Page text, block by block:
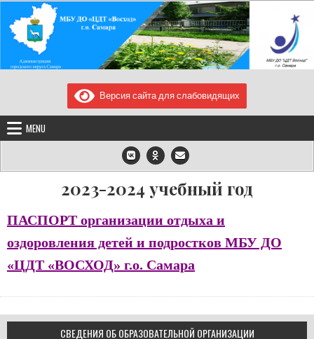
content
МУНИЦИПАЛЬНОЕ
БЮДЖЕТНОЕ УЧРЕЖДЕНИЕ
ДОПОЛНИТЕЛЬНОГО
ОБРАЗОВАНИЯ "ЦЕНТР
ДЕТСКОГО ТВОРЧЕСТВА
"ВОСХОД" Г.О. САМАРА
МБУ ДО "ЦДТ "Восход" г.о. Самара/443080, Самарская область, город
Самара, улица Блюхера, дом. 23, телефон/факс: 2240819, e-
mail:voshod97@yandex.ru
Версия сайта для слабовидящих
MENU
2023-2024 учебный год
ПАСПОРТ организации отдыха и
оздоровления детей и подростков МБУ ДО
«ЦДТ «ВОСХОД» г.о. Самара
СВЕДЕНИЯ ОБ ОБРАЗОВАТЕЛЬНОЙ ОРГАНИЗАЦИИ